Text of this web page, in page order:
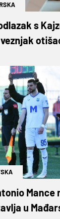
s
Mance
u